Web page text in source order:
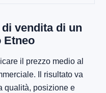
vendita di un
Etneo
il prezzo medio al
Il risultato va
qualità, posizione e